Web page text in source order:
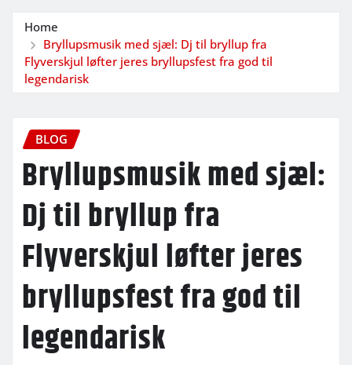
Home
Bryllupsmusik med sjæl: Dj til bryllup fra
Flyverskjul løfter jeres bryllupsfest fra god til
legendarisk
BLOG
Bryllupsmusik med sjæl:
Dj til bryllup fra
Flyverskjul løfter jeres
bryllupsfest fra god til
legendarisk